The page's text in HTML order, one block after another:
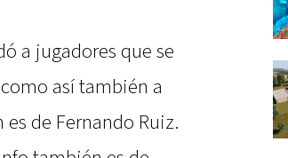
a jugadores que se
así también a
de Fernando Ruiz.